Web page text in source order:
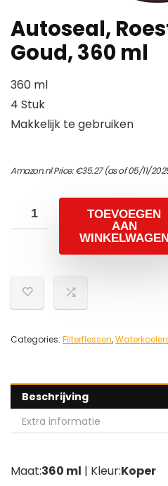
Autoseal,
Goud, 360 ml
360 ml
4 Stuk
Makkelijk te gebruiken
Amazon.nl Price:€35.27(as of 05/11/
TOEVOEGEN
AAN
Categories: Filterflessen,
Beschrijving
Extra informatie
Maat:360 ml | Kleur:Koper